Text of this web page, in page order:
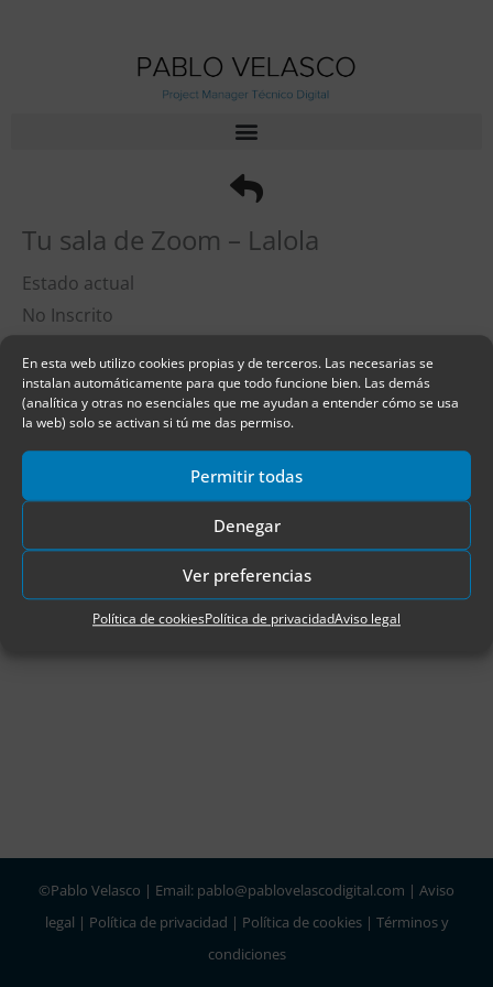
En esta web utilizo cookies propias y de terceros. Las necesarias se
instalan automáticamente para que todo funcione bien. Las demás
(analítica y otras no esenciales que me ayudan a entender cómo se usa
la web) solo se activan si tú me das permiso.
Permitir todas
Denegar
Ver preferencias
Política de cookiesPolítica de privacidadAviso legal
Tu sala de Zoom – Lalola
Estado actual
No Inscrito
Precio
Cerrado
Este panel está cerrado actualmente
©Pablo Velasco | Email: pablo@pablovelascodigital.com | Aviso
legal | Política de privacidad | Política de cookies| Términos y
condiciones